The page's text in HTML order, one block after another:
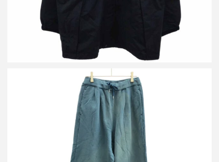
ダイリク 23AW Vintage Wash Wide Sweat Pants ヴィンテージウ
ォッシュスウェットパンツ 23AW C-4